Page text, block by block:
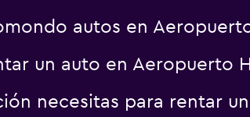
autos en
un auto en Aeropuerto
necesitas para rentar